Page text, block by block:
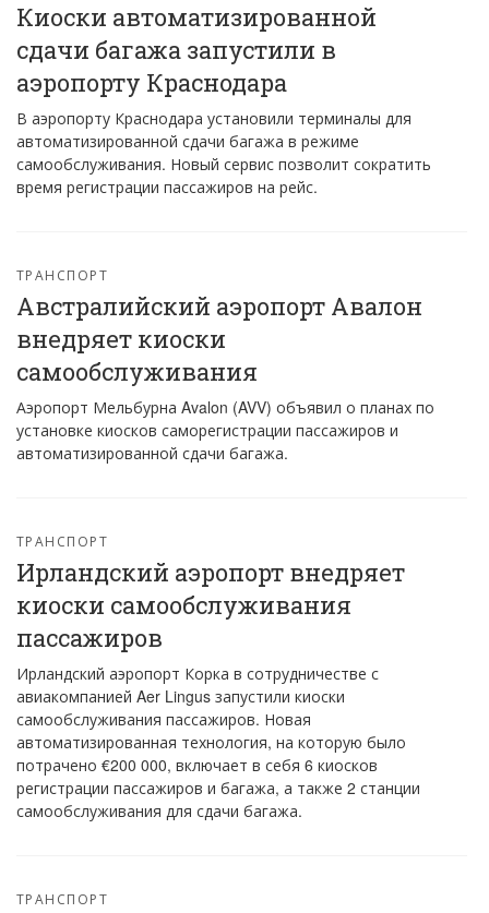
Киоски автоматизированной
сдачи багажа запустили в
аэропорту Краснодара
В аэропорту Краснодара установили терминалы для
автоматизированной сдачи багажа в режиме
самообслуживания. Новый сервис позволит сократить
время регистрации пассажиров на рейс.
ТРАНСПОРТ
Австралийский аэропорт Авалон
внедряет киоски
самообслуживания
Аэропорт Мельбурна Avalon (AVV) объявил о планах по
установке киосков саморегистрации пассажиров и
автоматизированной сдачи багажа.
ТРАНСПОРТ
Ирландский аэропорт внедряет
киоски самообслуживания
пассажиров
Ирландский аэропорт Корка в сотрудничестве с
авиакомпанией Aer Lingus запустили киоски
самообслуживания пассажиров. Новая
автоматизированная технология, на которую было
потрачено €200 000, включает в себя 6 киосков
регистрации пассажиров и багажа, а также 2 станции
самообслуживания для сдачи багажа.
ТРАНСПОРТ